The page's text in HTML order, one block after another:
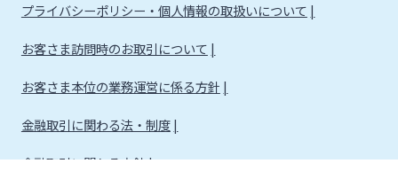
プライバシーポリシー・個人情報の取扱いについて
お客さま訪問時のお取引について
お客さま本位の業務運営に係る方針
金融取引に関わる法・制度
金融取引に関わる方針